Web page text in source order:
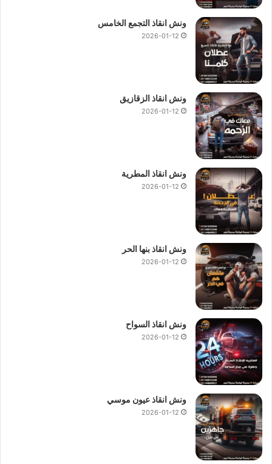
ونش انقاذ التجمع الخامس
2026-01-12
ونش انقاذ الزقازيق
2026-01-12
ونش انقاذ المطرية
2026-01-12
ونش انقاذ بنها الحر
2026-01-12
ونش انقاذ السواح
2026-01-12
ونش انقاذ عيون موسي
2026-01-12